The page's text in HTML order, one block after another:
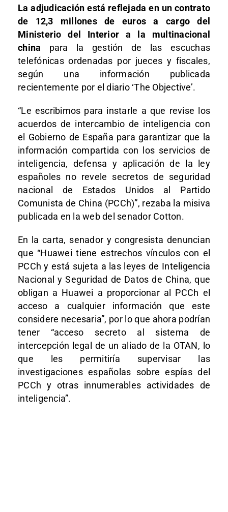
La adjudicación está reflejada en un contrato
de 12,3 millones de euros a cargo del
Ministerio del Interior a la multinacional
china para la gestión de las escuchas
telefónicas ordenadas por jueces y fiscales,
según una información publicada
recientemente por el diario ‘The Objective’.
“Le escribimos para instarle a que revise los
acuerdos de intercambio de inteligencia con
el Gobierno de España para garantizar que la
información compartida con los servicios de
inteligencia, defensa y aplicación de la ley
españoles no revele secretos de seguridad
nacional de Estados Unidos al Partido
Comunista de China (PCCh)”, rezaba la misiva
publicada en la web del senador Cotton.
En la carta, senador y congresista denuncian
que “Huawei tiene estrechos vínculos con el
PCCh y está sujeta a las leyes de Inteligencia
Nacional y Seguridad de Datos de China, que
obligan a Huawei a proporcionar al PCCh el
acceso a cualquier información que este
considere necesaria”, por lo que ahora podrían
tener “acceso secreto al sistema de
intercepción legal de un aliado de la OTAN, lo
que les permitiría supervisar las
investigaciones españolas sobre espías del
PCCh y otras innumerables actividades de
inteligencia”.